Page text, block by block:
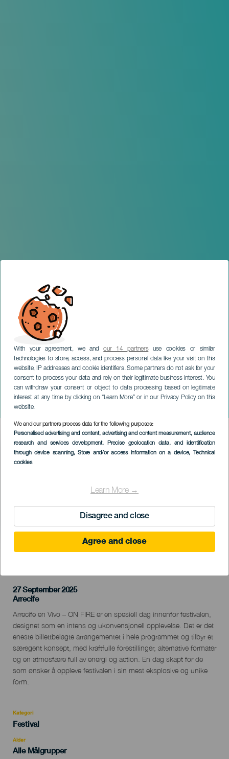
With your agreement, we andour 14 partnersuse cookies or similar
technologies to store, access, and process personal data like your visit on this
website, IP addresses and cookie identifiers. Some partners do not ask for your
consent to process your data and rely on their legitimate business interest. You
can withdraw your consent or object to data processing based on legitimate
interest at any time by clicking on “Learn More” or in our Privacy Policy on this
website.
We and our partners process data for the following purposes:
Personalised advertising and content, advertising and content measurement, audience
research and services development, Precise geolocation data, and identification
through device scanning, Store and/or access information on a device, Technical
cookies
Learn More →
Disagree and close
Agree and close
On Fire: Arrecife en vivo
LANZAROTE
Imagen
Listado
27 September 2025
Localidad
Arrecife
Descripción
del
evento
Arrecife en Vivo – ON FIRE er en spesiell dag innenfor festivalen,
designet som en intens og ukonvensjonell opplevelse. Det er det
eneste billettbelagte arrangementet i hele programmet og tilbyr et
særegent konsept, med kraftfulle forestillinger, alternative formater
og en atmosfære full av energi og action. En dag skapt for de
som ønsker å oppleve festivalen i sin mest eksplosive og unike
form.
Kategori
Categoría
evento
Festival
Alder
Edad
Alle Målgrupper